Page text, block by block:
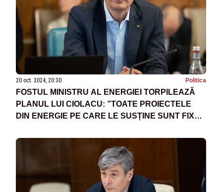
20 oct. 2024, 20:30 Politica
FOSTUL MINISTRU AL ENERGIEI TORPILEAZĂ
PLANUL LUI CIOLACU: ”TOATE PROIECTELE
DIN ENERGIE PE CARE LE SUSȚINE SUNT FIX